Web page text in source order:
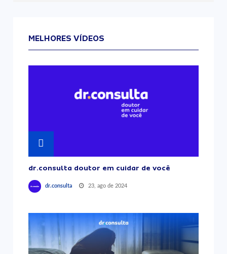
MELHORES VÍDEOS
dr.consulta doutor em cuidar de você
dr.consulta 23, ago de 2024